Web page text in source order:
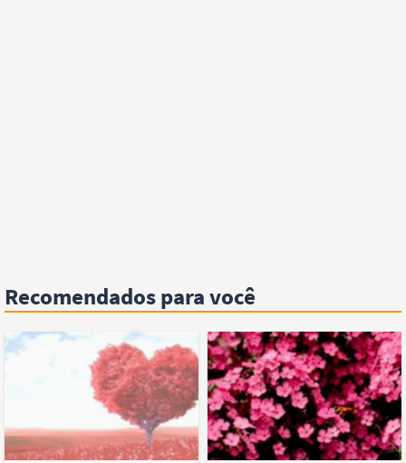
Recomendados para você